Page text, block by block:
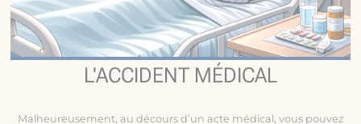
L'ACCIDENT MÉDICAL
Malheureusement, au décours d’un acte médical, vous pouvez